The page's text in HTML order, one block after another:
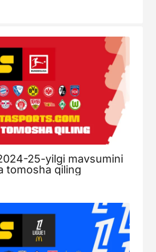
25-yilgi mavsumini
tomosha qiling